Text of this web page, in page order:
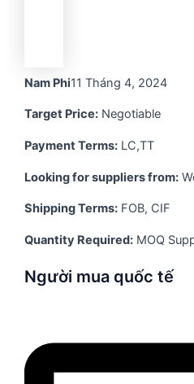
Nam Phi11 Tháng 4, 2024
Target Price: Negotiable
Payment Terms: LC,TT
Looking for suppliers from:
Shipping Terms: FOB, CIF
Quantity Required: MOQ
Người mua quốc tế